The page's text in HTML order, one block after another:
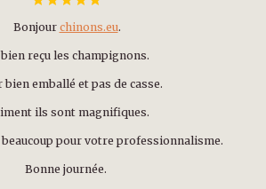
Bonjour chinons.eu.
bien reçu les champignons.
bien emballé et pas de casse.
ils sont magnifiques.
beaucoup pour votre professionnalisme.
Bonne journée.